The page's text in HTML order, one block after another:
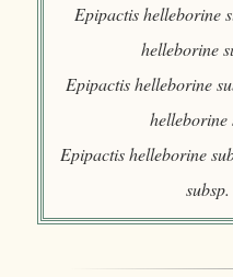
Epipactis helleborine
helleborine
Epipactis helleborine
helleborine
Epipactis helleborine